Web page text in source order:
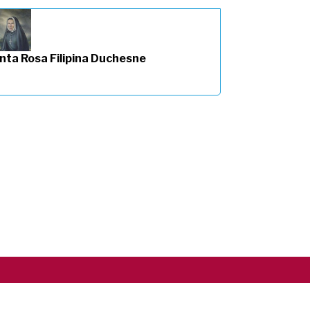
Rosa Filipina Duchesne